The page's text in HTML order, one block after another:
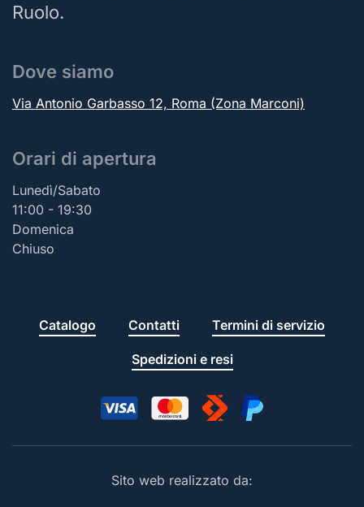
Ruolo.
Dove siamo
Via Antonio Garbasso 12, Roma (Zona Marconi)
Orari di apertura
Lunedì/Sabato
11:00 - 19:30
Domenica
Chiuso
Catalogo Contatti Termini di servizio
Spedizioni e resi
Sito web realizzato da: